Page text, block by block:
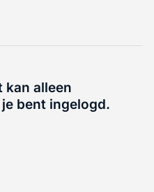
alleen
bent ingelogd.